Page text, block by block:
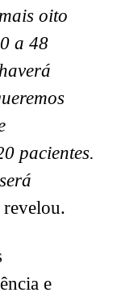
oito
a 48
pacientes.
revelou.
e